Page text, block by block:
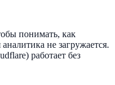
понимать, как
не загружается.
работает без